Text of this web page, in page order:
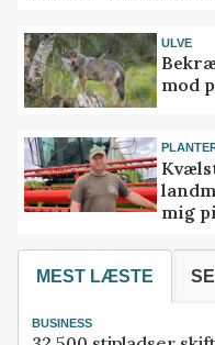
ULVE
mod
mig
MEST LÆSTE
BUSINESS